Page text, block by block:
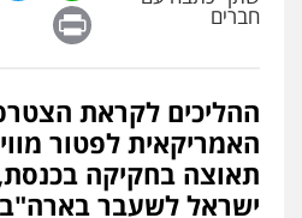
חברים
ההליכים לקראת
האמריקאית לפטור
תאוצה בחקיקה
ישראל לשעבר